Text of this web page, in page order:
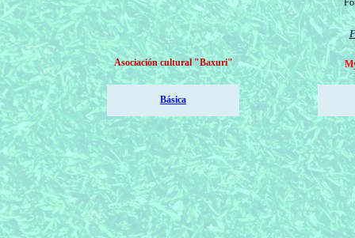
Asociación cultural "Baxuri"
Básica